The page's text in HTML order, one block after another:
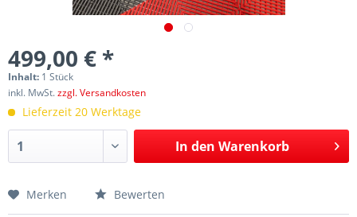
499,00 € *
Inhalt: 1 Stück
inkl. MwSt.zzgl. Versandkosten
Lieferzeit 20 Werktage
In den Warenkorb
Merken Bewerten